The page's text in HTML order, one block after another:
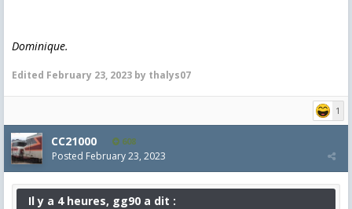
Dominique.
Edited February 23, 2023 by thalys07
1
CC21000 608
Posted February 23, 2023
Il y a 4 heures, gg90 a dit :